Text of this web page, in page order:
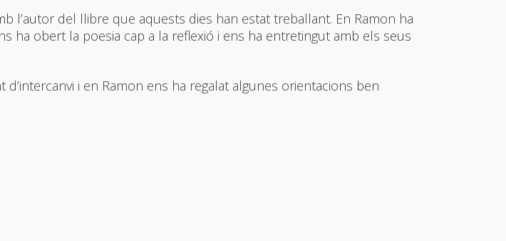
l’autor del llibre que aquests dies han estat treballant. En Ramon ha
ha obert la poesia cap a la reflexió i ens ha entretingut amb els seus
i en Ramon ens ha regalat algunes orientacions ben